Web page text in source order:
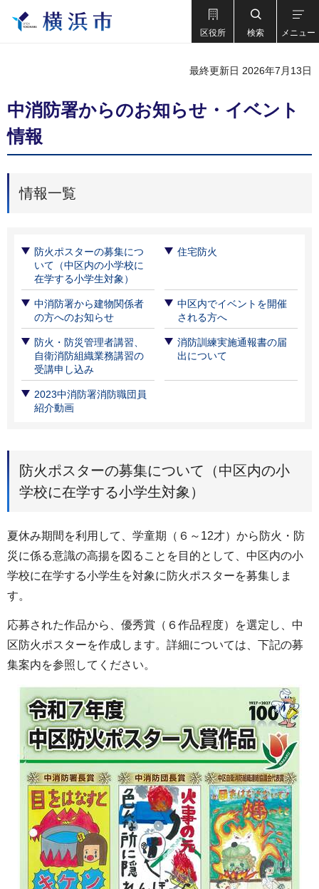
区役所 検索 メニュー
最終更新日 2026年7月13日
中消防署からのお知らせ・イベント
情報
情報一覧
防火ポスターの募集につ
いて（中区内の小学校に
在学する小学生対象）
住宅防火
中消防署から建物関係者
の方へのお知らせ
中区内でイベントを開催
される方へ
防火・防災管理者講習、
自衛消防組織業務講習の
受講申し込み
消防訓練実施通報書の届
出について
2023中消防署消防職団員
紹介動画
防火ポスターの募集について（中区内の小
学校に在学する小学生対象）
夏休み期間を利用して、学童期（６～12才）から防火・防
災に係る意識の高揚を図ることを目的として、中区内の小
学校に在学する小学生を対象に防火ポスターを募集しま
す。
応募された作品から、優秀賞（６作品程度）を選定し、中
区防火ポスターを作成します。詳細については、下記の募
集案内を参照してください。